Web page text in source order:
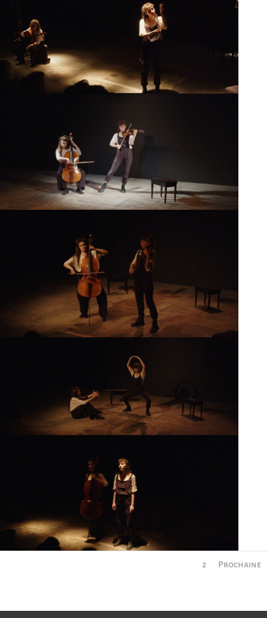
2 Prochaine